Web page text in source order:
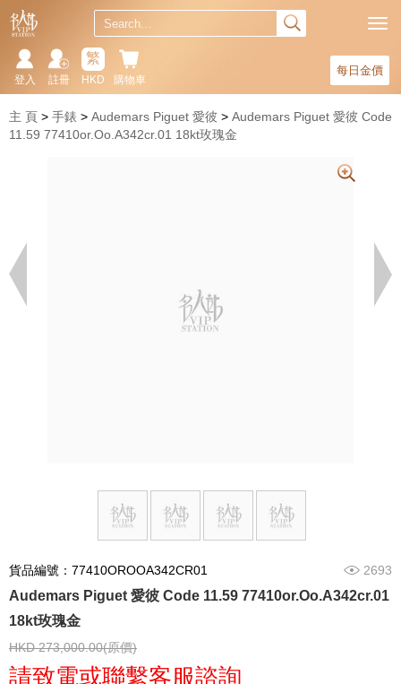
每日金價
購物車
繁
HKD
註冊
登入
主 頁 手錶 Audemars Piguet 愛彼
Audemars Piguet 愛彼 Code
11.59 77410or.Oo.A342cr.01 18kt玫瑰金
貨品編號：77410OROOA342CR01 2693
Audemars Piguet 愛彼 Code 11.59 77410or.Oo.A342cr.01
18kt玫瑰金
HKD 273,000.00(原價)
請致電或聯繫客服諮詢